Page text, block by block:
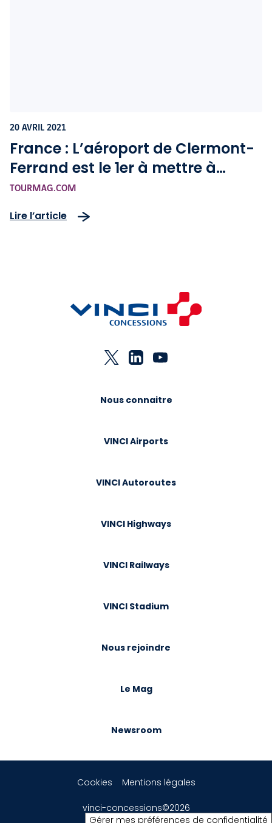
20 AVRIL 2021
France : L’aéroport de Clermont-
Ferrand est le 1er à mettre à
disposition des biocarburants
TOURMAG.COM
Lire l’article
Nous connaitre
VINCI Airports
VINCI Autoroutes
VINCI Highways
VINCI Railways
VINCI Stadium
Nous rejoindre
Le Mag
Newsroom
Cookies Mentions légales
vinci-concessions©2026
Gérer mes préférences de confidentialité